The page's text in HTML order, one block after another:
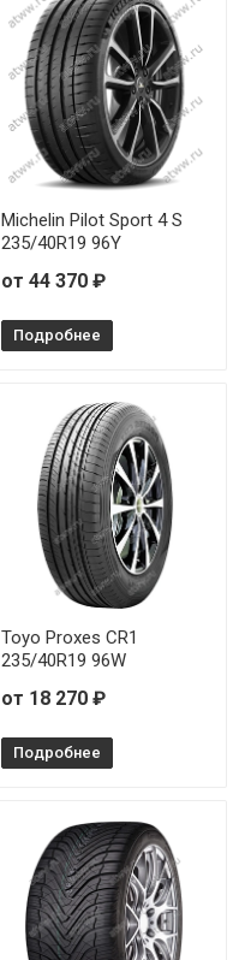
Michelin Pilot Sport 4 S
235/40R19 96Y
от 44 370 ₽
Подробнее
Toyo Proxes CR1
235/40R19 96W
от 18 270 ₽
Подробнее